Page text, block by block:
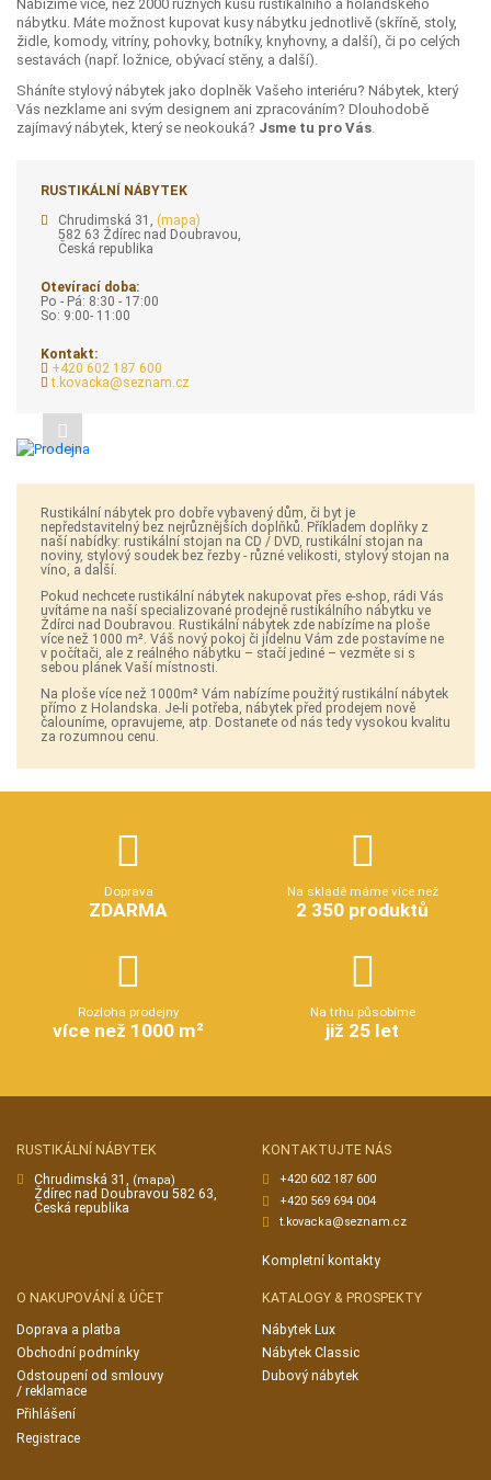
Nabízíme více, než 2000 různých kusů rustikálního a holandského
nábytku. Máte možnost kupovat kusy nábytku jednotlivě (skříně, stoly,
židle, komody, vitríny, pohovky, botníky, knyhovny, a další), či po celých
sestavách (např. ložnice, obývací stěny, a další).
Sháníte stylový nábytek jako doplněk Vašeho interiéru? Nábytek, který
Vás nezklame ani svým designem ani zpracováním? Dlouhodobě
zajímavý nábytek, který se neokouká? Jsme tu pro Vás
RUSTIKÁLNÍ NÁBYTEK
Chrudimská 31, (mapa)
582 63 Ždírec nad Doubravou,
Česká republika
Otevírací doba:
Po - Pá: 8:30 - 17:00
So: 9:00- 11:00
Kontakt:
+420 602 187 600
t.kovacka@seznam.cz
Rustikální nábytek pro dobře vybavený dům, či byt je
nepředstavitelný bez nejrůznějších doplňků. Příkladem doplňky z
naší nabídky: rustikální stojan na CD / DVD, rustikální stojan na
noviny, stylový soudek bez řezby - různé velikosti, stylový stojan na
víno, a další.
Pokud nechcete rustikální nábytek nakupovat přes e-shop, rádi Vás
uvítáme na naší specializované prodejně rustikálního nábytku ve
Ždírci nad Doubravou. Rustikální nábytek zde nabízíme na ploše
více než 1000 m². Váš nový pokoj či jídelnu Vám zde postavíme ne
v počítači, ale z reálného nábytku – stačí jediné – vezměte si s
sebou plánek Vaší místnosti.
Na ploše více než 1000m² Vám nabízíme použitý rustikální nábytek
přímo z Holandska. Je-li potřeba, nábytek před prodejem nově
čalouníme, opravujeme, atp. Dostanete od nás tedy vysokou kvalitu
za rozumnou cenu.
Doprava
ZDARMA
Na skladě máme více než
2 350 produktů
Rozloha prodejny
více než 1000 m²
Na trhu působíme
již 25 let
RUSTIKÁLNÍ NÁBYTEK
Chrudimská 31, (mapa)
Ždírec nad Doubravou 582 63,
Česká republika
KONTAKTUJTE NÁS
+420 602 187 600
+420 569 694 004
t.kovacka@seznam.cz
Kompletní kontakty
O NAKUPOVÁNÍ & ÚČET
Doprava a platba
Obchodní podmínky
Odstoupení od smlouvy
/ reklamace
Přihlášení
Registrace
KATALOGY & PROSPEKTY
Nábytek Lux
Nábytek Classic
Dubový nábytek